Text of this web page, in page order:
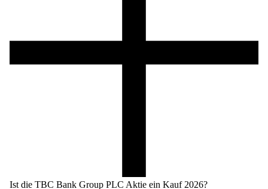
Ist die TBC Bank Group PLC Aktie ein Kauf 2026?